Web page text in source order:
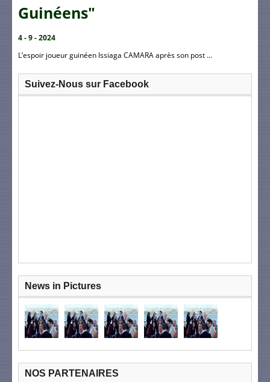
Guinéens"
4 - 9 - 2024
L’espoir joueur guinéen Issiaga CAMARA après son post ...
Suivez-Nous sur Facebook
News in Pictures
NOS PARTENAIRES